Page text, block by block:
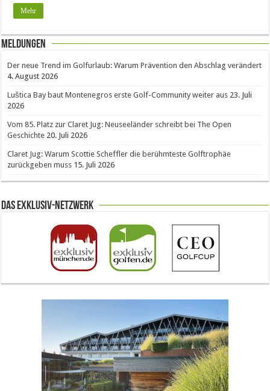
Mehr
Meldungen
Der neue Trend im Golfurlaub: Warum Prävention den Abschlag verändert
4. August 2026
Luštica Bay baut Montenegros erste Golf-Community weiter aus 23. Juli
2026
Vom 85. Platz zur Claret Jug: Neuseeländer schreibt bei The Open
Geschichte 20. Juli 2026
Claret Jug: Warum Scottie Scheffler die berühmteste Golftrophäe
zurückgeben muss 15. Juli 2026
Das Exklusiv-Netzwerk